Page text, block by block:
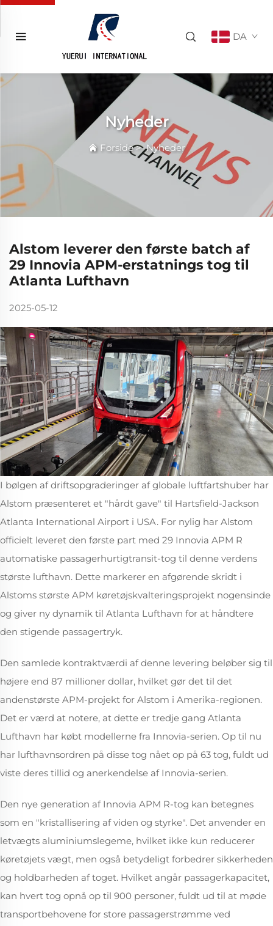
DA
Nyheder
Forside>Nyheder
Alstom leverer den første batch af
29 Innovia APM-erstatnings tog til
Atlanta Lufthavn
2025-05-12
I bølgen af driftsopgraderinger af globale luftfartshuber har
Alstom præsenteret et "hårdt gave" til Hartsfield-Jackson
Atlanta International Airport i USA. For nylig har Alstom
officielt leveret den første part med 29 Innovia APM R
automatiske passagerhurtigtransit-tog til denne verdens
største lufthavn. Dette markerer en afgørende skridt i
Alstoms største APM køretøjskvalteringsprojekt nogensinde
og giver ny dynamik til Atlanta Lufthavn for at håndtere
den stigende passagertryk.
Den samlede kontraktværdi af denne levering beløber sig til
højere end 87 millioner dollar, hvilket gør det til det
andenstørste APM-projekt for Alstom i Amerika-regionen.
Det er værd at notere, at dette er tredje gang Atlanta
Lufthavn har købt modellerne fra Innovia-serien. Op til nu
har lufthavnsordren på disse tog nået op på 63 tog, fuldt ud
viste deres tillid og anerkendelse af Innovia-serien.
Den nye generation af Innovia APM R-tog kan betegnes
som en "kristallisering af viden og styrke". Det anvender en
letvægts aluminiumslegeme, hvilket ikke kun reducerer
køretøjets vægt, men også betydeligt forbedrer sikkerheden
og holdbarheden af toget. Hvilket angår passagerkapacitet,
kan hvert tog opnå op til 900 personer, fuldt ud til at møde
transportbehovene for store passagerstrømme ved